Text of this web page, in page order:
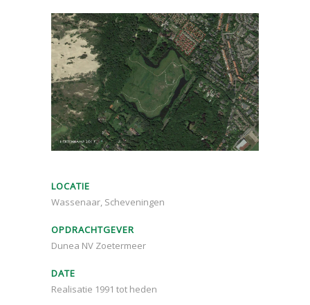
LOCATIE
Wassenaar, Scheveningen
OPDRACHTGEVER
Dunea NV Zoetermeer
DATE
Realisatie 1991 tot heden